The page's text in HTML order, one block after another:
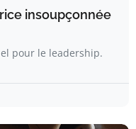
insoupçonnée
pour le leadership.